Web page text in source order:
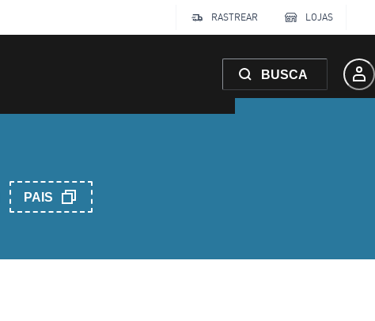
RASTREAR LOJAS
BUSCA
PAIS